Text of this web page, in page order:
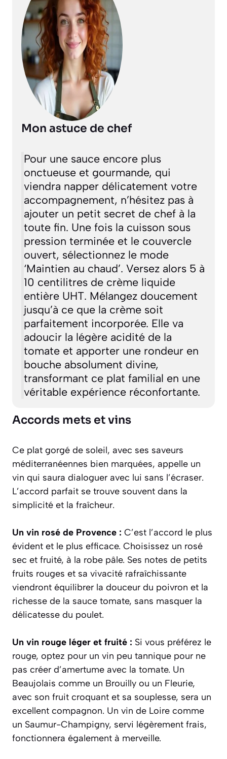
Mon astuce de chef
Pour une sauce encore plus
onctueuse et gourmande, qui
viendra napper délicatement votre
accompagnement, n’hésitez pas à
ajouter un petit secret de chef à la
toute fin. Une fois la cuisson sous
pression terminée et le couvercle
ouvert, sélectionnez le mode
‘Maintien au chaud’. Versez alors 5 à
10 centilitres de crème liquide
entière UHT. Mélangez doucement
jusqu’à ce que la crème soit
parfaitement incorporée. Elle va
adoucir la légère acidité de la
tomate et apporter une rondeur en
bouche absolument divine,
transformant ce plat familial en une
véritable expérience réconfortante.
Accords mets et vins
Ce plat gorgé de soleil, avec ses saveurs
méditerranéennes bien marquées, appelle un
vin qui saura dialoguer avec lui sans l’écraser.
L’accord parfait se trouve souvent dans la
simplicité et la fraîcheur.
Un vin rosé de Provence : C’est l’accord le plus
évident et le plus efficace. Choisissez un rosé
sec et fruité, à la robe pâle. Ses notes de petits
fruits rouges et sa vivacité rafraîchissante
viendront équilibrer la douceur du poivron et la
richesse de la sauce tomate, sans masquer la
délicatesse du poulet.
Un vin rouge léger et fruité : Si vous préférez le
rouge, optez pour un vin peu tannique pour ne
pas créer d’amertume avec la tomate. Un
Beaujolais comme un Brouilly ou un Fleurie,
avec son fruit croquant et sa souplesse, sera un
excellent compagnon. Un vin de Loire comme
un Saumur-Champigny, servi légèrement frais,
fonctionnera également à merveille.